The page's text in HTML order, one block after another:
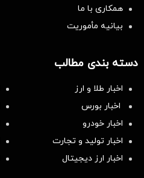
همکاری با ما
بیانیه مأموریت
دسته بندی مطالب
اخبار طلا و ارز
اخبار بورس
اخبار خودرو
اخبار تولید و تجارت
اخبار ارز دیجیتال